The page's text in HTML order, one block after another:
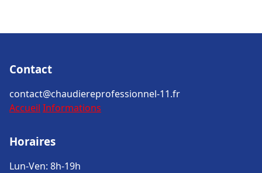
Contact
contact@chaudiereprofessionnel-11.fr
Accueil Informations
Horaires
Lun-Ven: 8h-19h